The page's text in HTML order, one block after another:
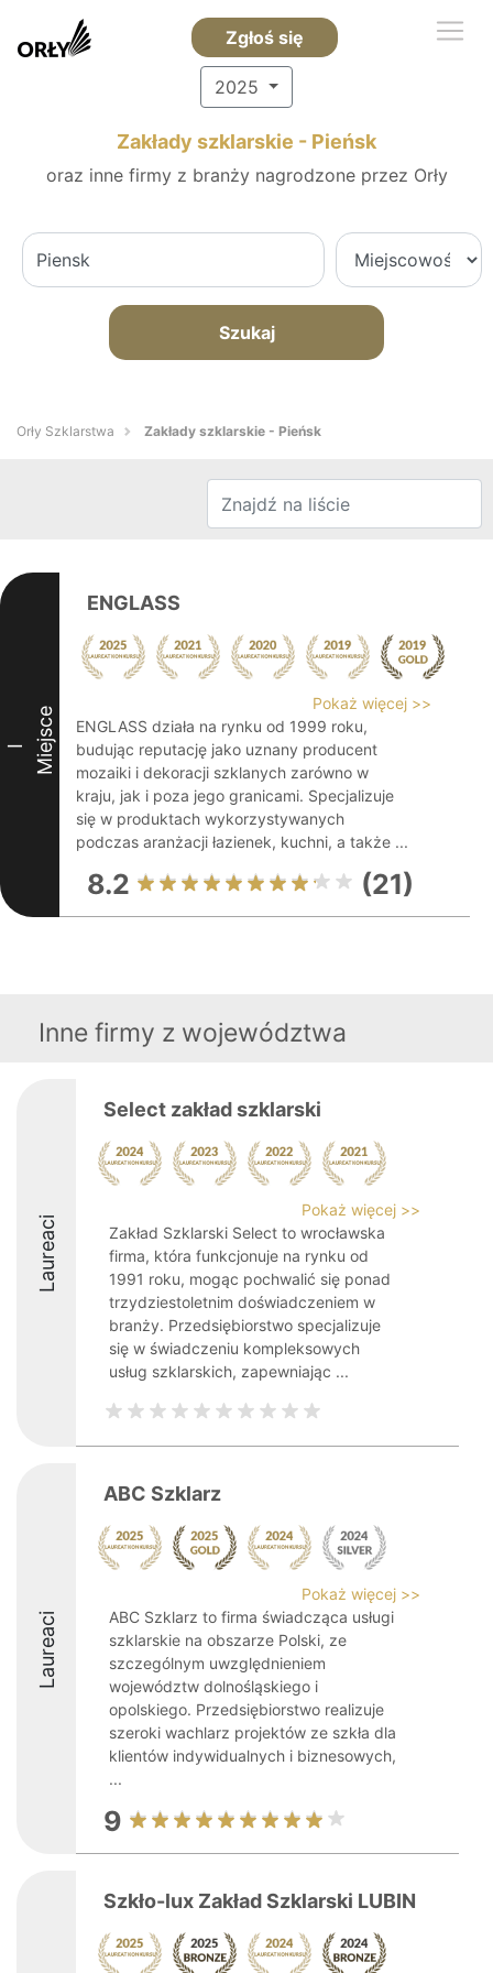
Zgłoś się
2025
Zakłady szklarskie - Pieńsk
oraz inne firmy z branży nagrodzone przez Orły
Szukaj
Orły Szklarstwa Zakłady szklarskie - Pieńsk
I Miejsce
ENGLASS
Pokaż więcej >>
ENGLASS działa na rynku od 1999 roku,
budując reputację jako uznany producent
mozaiki i dekoracji szklanych zarówno w
kraju, jak i poza jego granicami. Specjalizuje
się w produktach wykorzystywanych
podczas aranżacji łazienek, kuchni, a także ...
8.2 (21)
Inne firmy z województwa
Laureaci
Select zakład szklarski
Pokaż więcej >>
Zakład Szklarski Select to wrocławska
firma, która funkcjonuje na rynku od
1991 roku, mogąc pochwalić się ponad
trzydziestoletnim doświadczeniem w
branży. Przedsiębiorstwo specjalizuje
się w świadczeniu kompleksowych
usług szklarskich, zapewniając ...
Laureaci
ABC Szklarz
Pokaż więcej >>
ABC Szklarz to firma świadcząca usługi
szklarskie na obszarze Polski, ze
szczególnym uwzględnieniem
województw dolnośląskiego i
opolskiego. Przedsiębiorstwo realizuje
szeroki wachlarz projektów ze szkła dla
klientów indywidualnych i biznesowych,
...
9
Szkło-lux Zakład Szklarski LUBIN